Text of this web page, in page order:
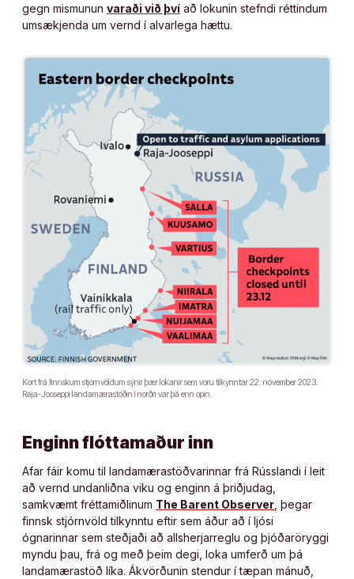
gegn mismunun varaði við því að lokunin stefndi réttindum
umsækjenda um vernd í alvarlega hættu.
Kort frá finnskum stjórnvöldum sýnir þær lokanir sem voru tilkynntar 22. nóvember 2023.
Raja-Jooseppi landamærastöðin í norðri var þá enn opin.
Enginn flóttamaður inn
Afar fáir komu til landamærastöðvarinnar frá Rússlandi í leit
að vernd undanliðna viku og enginn á þriðjudag,
samkvæmt fréttamiðlinum The Barent Observer , þegar
finnsk stjórnvöld tilkynntu eftir sem áður að í ljósi
ógnarinnar sem steðjaði að allsherjarreglu og þjóðaröryggi
myndu þau, frá og með þeim degi, loka umferð um þá
landamærastöð líka. Ákvörðunin stendur í tæpan mánuð,